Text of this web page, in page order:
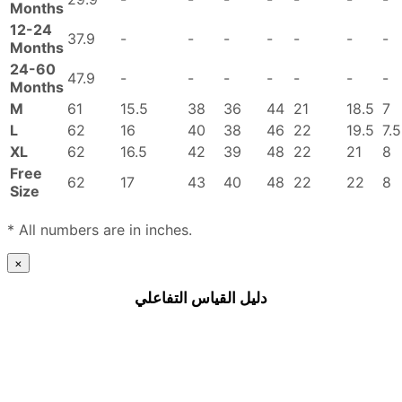
Months
12-24
Months 37.9 - - - - - -
-
24-60
Months 47.9 - - - - - -
-
M
61 15.5 38 36 44 21 18.5 7
L
62 16 40 38 46 22 19.5 7.5
XL
62 16.5 42 39 48 22 21
8
Free
Size
62 17 43 40 48 22 22 8
* All numbers are in inches.
×
دليل القياس التفاعلي